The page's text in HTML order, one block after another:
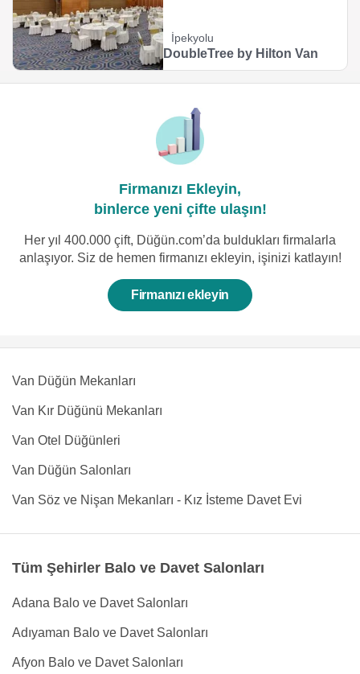
İpekyolu
DoubleTree by Hilton Van
Firmanızı Ekleyin,
binlerce yeni çifte ulaşın!
Her yıl 400.000 çift, Düğün.com’da buldukları firmalarla
anlaşıyor. Siz de hemen firmanızı ekleyin, işinizi katlayın!
Firmanızı ekleyin
Van Düğün Mekanları
Van Kır Düğünü Mekanları
Van Otel Düğünleri
Van Düğün Salonları
Van Söz ve Nişan Mekanları - Kız İsteme Davet Evi
Tüm Şehirler Balo ve Davet Salonları
Adana Balo ve Davet Salonları
Adıyaman Balo ve Davet Salonları
Afyon Balo ve Davet Salonları